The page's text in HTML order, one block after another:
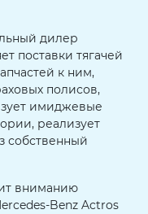
дилер
поставки тягачей
к ним,
полисов,
имиджевые
реализует
собственный
вниманию
Benz Actros